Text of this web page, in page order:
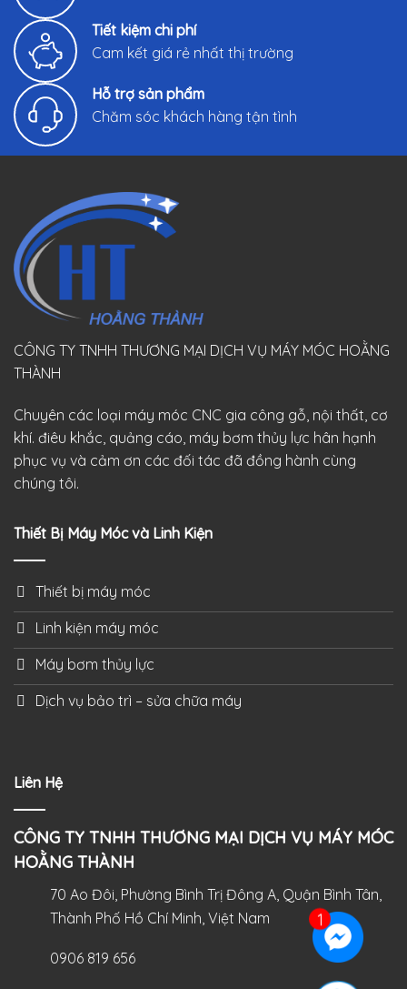
Tiết kiệm chi phí
Cam kết giá rẻ nhất thị trường
Hỗ trợ sản phẩm
Chăm sóc khách hàng tận tình
CÔNG TY TNHH THƯƠNG MẠI DỊCH VỤ MÁY MÓC HOẰNG
THÀNH
Chuyên các loại máy móc CNC gia công gỗ, nội thất, cơ
khí. điêu khắc, quảng cáo, máy bơm thủy lực hân hạnh
phục vụ và cảm ơn các đối tác đã đồng hành cùng
chúng tôi.
Thiết Bị Máy Móc và Linh Kiện
Thiết bị máy móc
Linh kiện máy móc
Máy bơm thủy lực
Dịch vụ bảo trì – sửa chữa máy
Liên Hệ
CÔNG TY TNHH THƯƠNG MẠI DỊCH VỤ MÁY MÓC
HOẰNG THÀNH
70 Ao Đôi, Phường Bình Trị Đông A, Quận Bình Tân,
Thành Phố Hồ Chí Minh, Việt Nam
0906 819 656